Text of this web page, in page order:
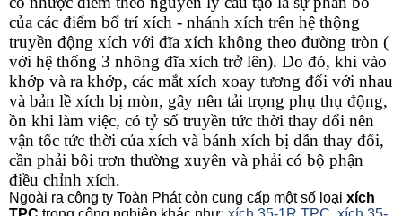
của các điểm bố trí xích - nhánh xích trên hệ thộng
truyền động xích với đĩa xích không theo đường tròn (
với hệ thống 3 nhông đĩa xích trở lên). Do đó, khi vào
khớp và ra khớp, các mắt xích xoay tương đối với nhau
và bản lề xích bị mòn, gây nên tải trọng phụ thụ động,
ồn khi làm việc, có tỷ số truyền tức thời thay đổi nên
vận tốc tức thời của xích và bánh xích bị dẫn thay đổi,
cần phải bôi trơn thường xuyên và phải có bộ phận
điều chỉnh xích.
Ngoài ra công ty Toàn Phát còn cung cấp một số loại xích